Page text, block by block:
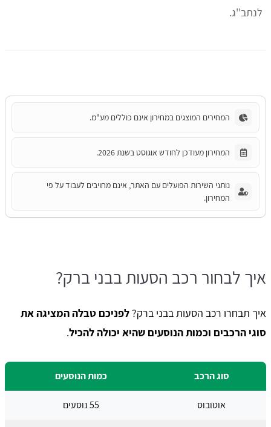
לנתב''ג.
המחירים המוצגים במחירון אינם כוללים מע"מ.
המחירון מעודכן לחודש אוגוסט בשנת 2026.
נותני השירות הפועלים עם האתר, אינם מחויבים לעבוד על פי
המחירון.
איך לבחור רכב הסעות בבני ברק?
איך תבחרו רכב הסעות בבני ברק? לפניכם טבלה המציגה את
סוגי הרכבים וכמות הנוסעים שהיא יכולה להכיל.
סוג הרכב כמות הנוסעים
אוטובוס 55 נוסעים